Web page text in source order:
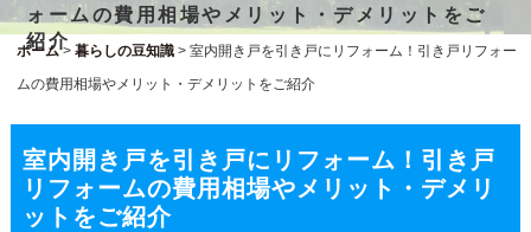
ォームの費用相場やメリット・デメリットをご
紹介
ホーム> 暮らしの豆知識> 室内開き戸を引き戸にリフォーム！引き戸リフォー
ムの費用相場やメリット・デメリットをご紹介
室内開き戸を引き戸にリフォーム！引き戸
リフォームの費用相場やメリット・デメリ
ットをご紹介